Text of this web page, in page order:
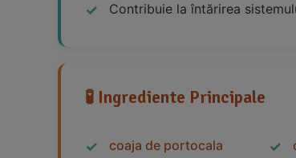
Contribuie la întărirea
🧪 Ingrediente Principale
coaja de portocala